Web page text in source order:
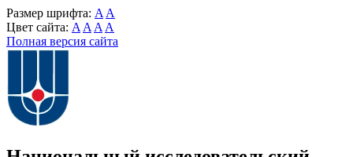
Размер шрифта: A A
Цвет сайта: A A A A
Полная версия сайта